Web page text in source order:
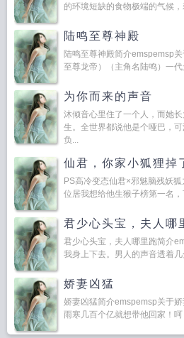
的环境短缺的食物极端的气候
陆鸣至尊神殿
陆鸣至尊神殿简介emspemsp
至尊龙帝）（主角名陆鸣）一代
为你而来的声音
沐倾音心里住了一个人，而她
生。全世界都说他是个哑巴，
负...
仙君，你家小狐狸掉
PS高冷变态仙君×邪魅脑残妖
位居我想给他生猴子榜第一名
君少心头宝，夫人哪
君少心头宝，夫人哪里跑简介
我身上下去。男人的声音透着几
娇妻凶猛
娇妻凶猛简介emspemsp关于
雨寒几百个亿就想带他回家！